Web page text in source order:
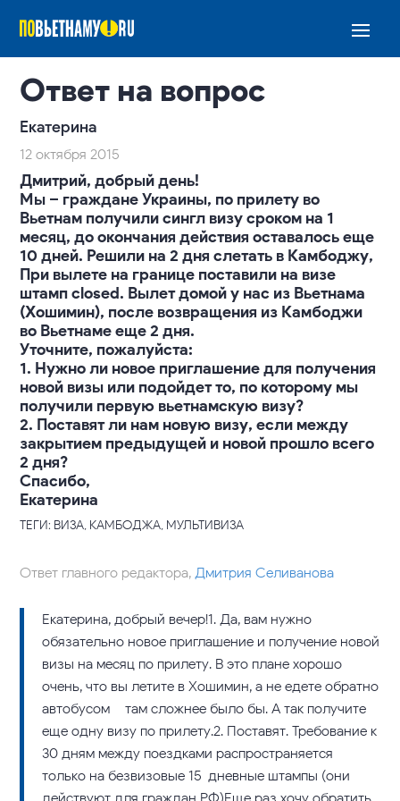
Ответ на вопрос
Екатерина
12 октября 2015
Дмитрий, добрый день!
Мы – граждане Украины, по прилету во
Вьетнам получили сингл визу сроком на 1
месяц, до окончания действия оставалось еще
10 дней. Решили на 2 дня слетать в Камбоджу,
При вылете на границе поставили на визе
штамп closed. Вылет домой у нас из Вьетнама
(Хошимин), после возвращения из Камбоджи
во Вьетнаме еще 2 дня.
Уточните, пожалуйста:
1. Нужно ли новое приглашение для получения
новой визы или подойдет то, по которому мы
получили первую вьетнамскую визу?
2. Поставят ли нам новую визу, если между
закрытием предыдущей и новой прошло всего
2 дня?
Спасибо,
Екатерина
ТЕГИ: ВИЗА, КАМБОДЖА, МУЛЬТИВИЗА
Ответ главного редактора,Дмитрия Селиванова
Екатерина, добрый вечер!1. Да, вам нужно
обязательно новое приглашение и получение новой
визы на месяц по прилету. В это плане хорошо
очень, что вы летите в Хошимин, а не едете обратно
автобусом – там сложнее было бы. А так получите
еще одну визу по прилету.2. Поставят. Требование к
30 дням между поездками распространяется
только на безвизовые 15-дневные штампы (они